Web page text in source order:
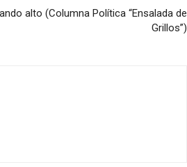
alto (Columna Política “Ensalada de
Grillos”)